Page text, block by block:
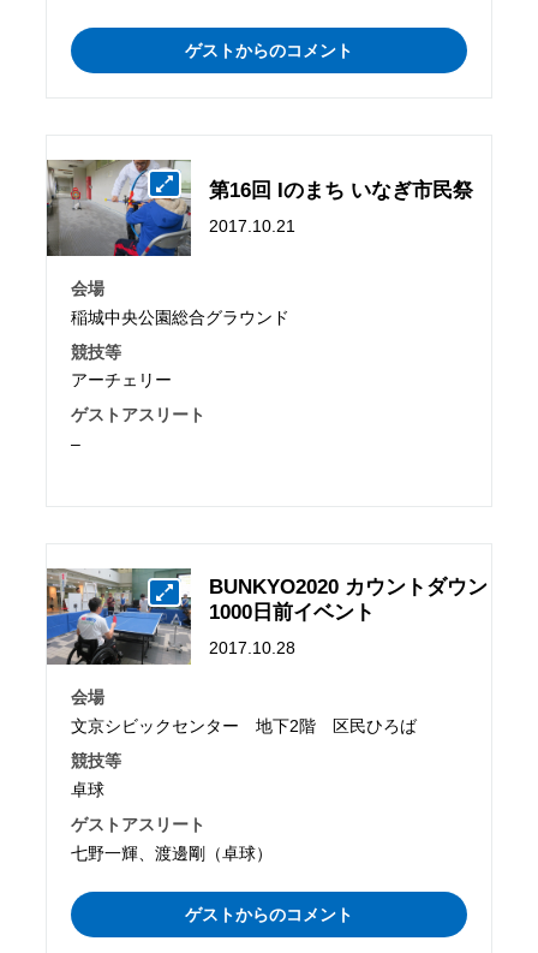
ゲストからのコメント
第16回 Iのまち いなぎ市民祭
2017.10.21
会場
稲城中央公園総合グラウンド
競技等
アーチェリー
ゲストアスリート
–
BUNKYO2020 カウントダウン
1000日前イベント
2017.10.28
会場
文京シビックセンター 地下2階 区民ひろば
競技等
卓球
ゲストアスリート
七野一輝、渡邊剛（卓球）
ゲストからのコメント